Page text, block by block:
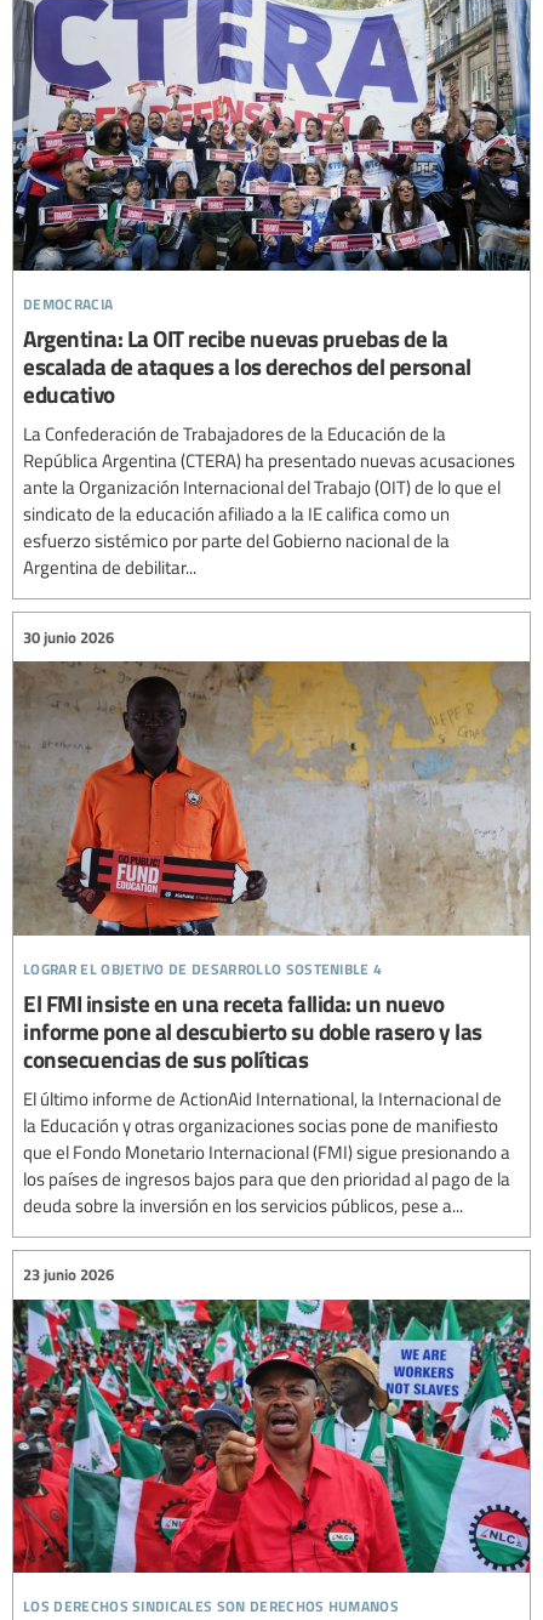
democracia
Argentina: La OIT recibe nuevas pruebas de la
escalada de ataques a los derechos del personal
educativo
La Confederación de Trabajadores de la Educación de la
República Argentina (CTERA) ha presentado nuevas acusaciones
ante la Organización Internacional del Trabajo (OIT) de lo que el
sindicato de la educación afiliado a la IE califica como un
esfuerzo sistémico por parte del Gobierno nacional de la
Argentina de debilitar...
lograr el objetivo de desarrollo sostenible 4
30 junio 2026
El FMI insiste en una receta fallida: un nuevo
informe pone al descubierto su doble rasero y las
consecuencias de sus políticas
El último informe de ActionAid International, la Internacional de
la Educación y otras organizaciones socias pone de manifiesto
que el Fondo Monetario Internacional (FMI) sigue presionando a
los países de ingresos bajos para que den prioridad al pago de la
deuda sobre la inversión en los servicios públicos, pese a...
los derechos sindicales son derechos humanos
23 junio 2026